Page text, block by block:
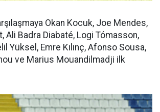
Okan Kocuk, Joe Mendes,
Ali Badra Diabaté, Logi Tómasson,
Yüksel, Emre Kılınç, Afonso Sousa,
ve Marius Mouandilmadji ilk